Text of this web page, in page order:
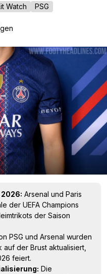
Watch
PSG
Arsenal und Paris
der UEFA Champions
der Saison
PSG und Arsenal wurden
der Brust aktualisiert,
feiert.
Die